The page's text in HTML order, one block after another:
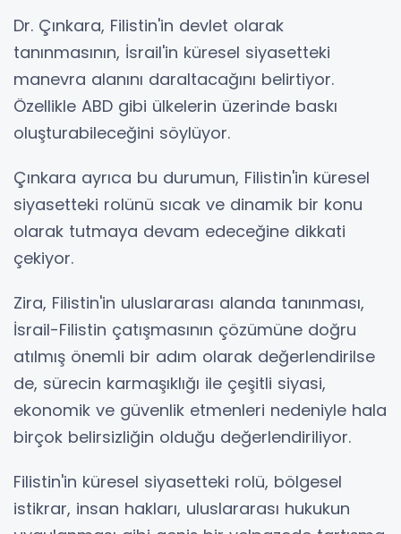
Dr. Çınkara, Filistin'in devlet olarak
tanınmasının, İsrail'in küresel siyasetteki
manevra alanını daraltacağını belirtiyor.
Özellikle ABD gibi ülkelerin üzerinde baskı
oluşturabileceğini söylüyor.
Çınkara ayrıca bu durumun, Filistin'in küresel
siyasetteki rolünü sıcak ve dinamik bir konu
olarak tutmaya devam edeceğine dikkati
çekiyor.
Zira, Filistin'in uluslararası alanda tanınması,
İsrail-Filistin çatışmasının çözümüne doğru
atılmış önemli bir adım olarak değerlendirilse
de, sürecin karmaşıklığı ile çeşitli siyasi,
ekonomik ve güvenlik etmenleri nedeniyle hala
birçok belirsizliğin olduğu değerlendiriliyor.
Filistin'in küresel siyasetteki rolü, bölgesel
istikrar, insan hakları, uluslararası hukukun